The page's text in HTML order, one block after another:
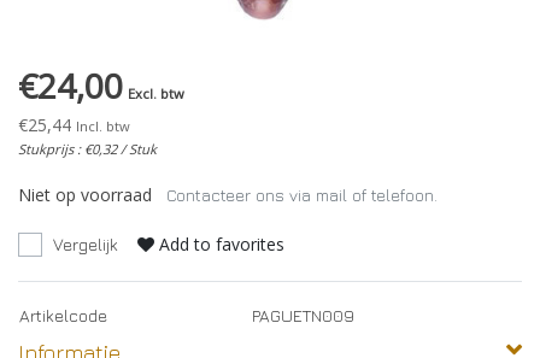
€24,00 Excl. btw
€25,44 Incl. btw
Stukprijs : €0,32 / Stuk
Niet op voorraad Contacteer ons via mail of telefoon.
Vergelijk Add to favorites
Artikelcode PAGUETN009
Informatie